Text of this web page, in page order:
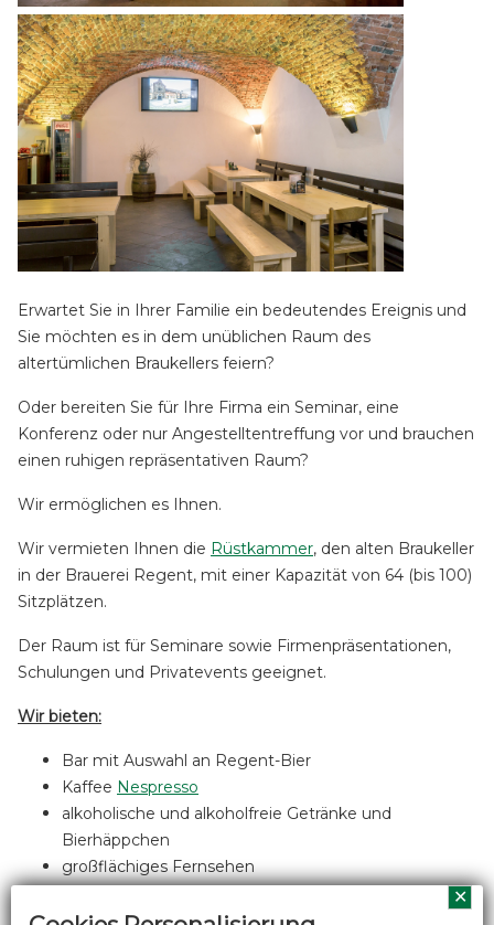
Erwartet Sie in Ihrer Familie ein bedeutendes Ereignis und
Sie möchten es in dem unüblichen Raum des
altertümlichen Braukellers feiern?
Oder bereiten Sie für Ihre Firma ein Seminar, eine
Konferenz oder nur Angestelltentreffung vor und brauchen
einen ruhigen repräsentativen Raum?
Wir ermöglichen es Ihnen.
Wir vermieten Ihnen die Rüstkammer, den alten Braukeller
in der Brauerei Regent, mit einer Kapazität von 64 (bis 100)
Sitzplätzen.
Der Raum ist für Seminare sowie Firmenpräsentationen,
Schulungen und Privatevents geeignet.
Wir bieten:
Bar mit Auswahl an Regent-Bier
Kaffee Nespresso
alkoholische und alkoholfreie Getränke und
Bierhäppchen
großflächiges Fernsehen
64 Sitzplätze (möglich auf bis 100 Plätze zu
✕